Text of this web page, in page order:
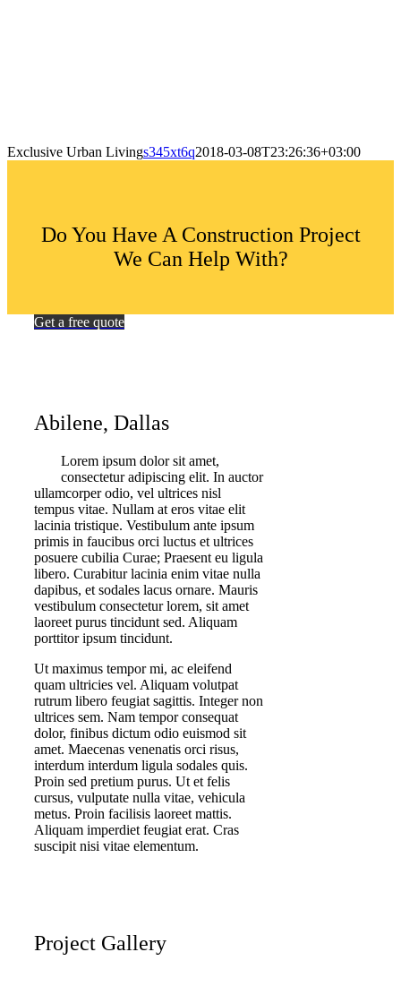
Exclusive Urban Livings345xt6q2018-03-08T23:26:36+03:00
Do You Have A Construction Project
We Can Help With?
Get a free quote
Abilene, Dallas
Lorem ipsum dolor sit amet,
consectetur adipiscing elit. In auctor
ullamcorper odio, vel ultrices nisl
tempus vitae. Nullam at eros vitae elit
lacinia tristique. Vestibulum ante ipsum
primis in faucibus orci luctus et ultrices
posuere cubilia Curae; Praesent eu ligula
libero. Curabitur lacinia enim vitae nulla
dapibus, et sodales lacus ornare. Mauris
vestibulum consectetur lorem, sit amet
laoreet purus tincidunt sed. Aliquam
porttitor ipsum tincidunt.
Ut maximus tempor mi, ac eleifend
quam ultricies vel. Aliquam volutpat
rutrum libero feugiat sagittis. Integer non
ultrices sem. Nam tempor consequat
dolor, finibus dictum odio euismod sit
amet. Maecenas venenatis orci risus,
interdum interdum ligula sodales quis.
Proin sed pretium purus. Ut et felis
cursus, vulputate nulla vitae, vehicula
metus. Proin facilisis laoreet mattis.
Aliquam imperdiet feugiat erat. Cras
suscipit nisi vitae elementum.
Project Gallery